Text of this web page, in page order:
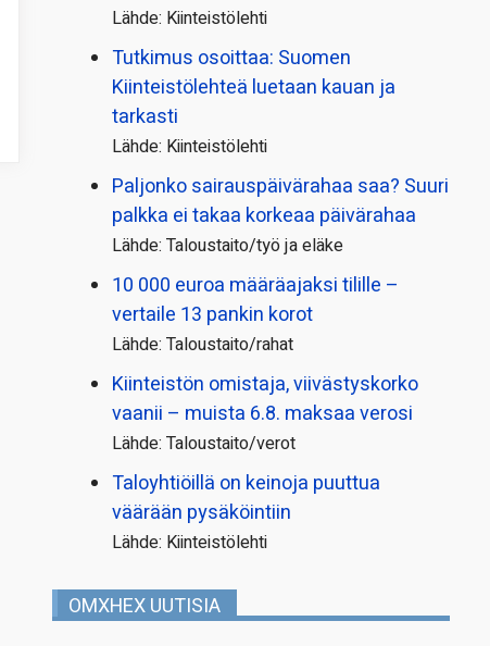
Lähde: Kiinteistölehti
Tutkimus osoittaa: Suomen
Kiinteistölehteä luetaan kauan ja
tarkasti
Lähde: Kiinteistölehti
Paljonko sairauspäivä­rahaa saa? Suuri
palkka ei takaa korkeaa päivärahaa
Lähde: Taloustaito/työ ja eläke
10 000 euroa määräajaksi tilille –
vertaile 13 pankin korot
Lähde: Taloustaito/rahat
Kiinteistön omistaja, viivästyskorko
vaanii – muista 6.8. maksaa verosi
Lähde: Taloustaito/verot
Taloyhtiöillä on keinoja puuttua
väärään pysäköintiin
Lähde: Kiinteistölehti
OMXHEX UUTISIA